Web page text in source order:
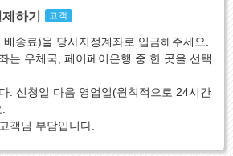
하기 고객
송료)을 당사지정계좌로 입금해주세요.
우체국, 페이페이은행 중 한 곳을 선택
. 신청일 다음 영업일(원칙적으로 24시간
객님 부담입니다.